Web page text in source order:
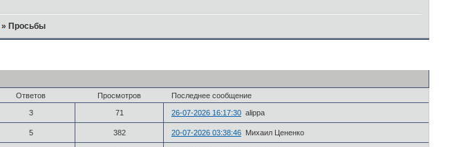
»Просьбы
Ответов Просмотров Последнее сообщение
3 71 26-07-2026 16:17:30 alippa
5 382 20-07-2026 03:38:46 Михаил Цененко